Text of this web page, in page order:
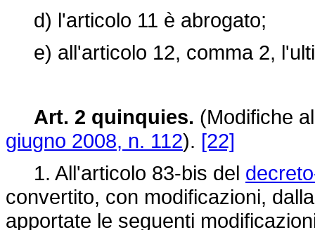
d) l'articolo 11 è abrogato;
e) all'articolo 12, comma 2,
Art. 2 quinquies. (Modifiche
giugno 2008, n. 112). [22]
1. All'articolo 83-bis del
convertito, con modificazioni,
apportate le seguenti